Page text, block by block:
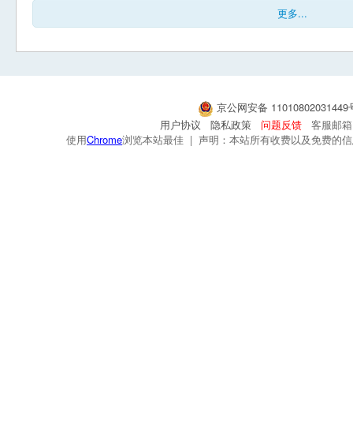
更多...
京公网安备
用户协议
隐私政策 问题反馈
客服邮
使用Chrome浏览本站最佳 | 声明：本站所有收费以及免费的